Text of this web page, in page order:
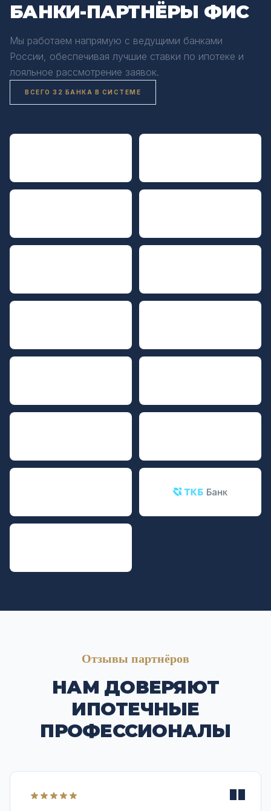
БАНКИ-ПАРТНЁРЫ ФИС
Мы работаем напрямую с ведущими банками
России, обеспечивая лучшие ставки по ипотеке и
лояльное рассмотрение заявок.
ВСЕГО 32 БАНКА В СИСТЕМЕ
Отзывы партнёров
НАМ ДОВЕРЯЮТ
ИПОТЕЧНЫЕ
ПРОФЕССИОНАЛЫ
"